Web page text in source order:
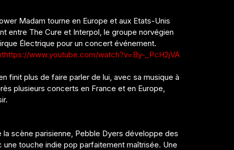
Madam tourne en Europe et aux Etats-Unis
entre The Cure et Interpol, le groupe norvégien
Électrique pour un concert événement.
https://www.youtube.com/watch?v=By-_PcH2jVA
finit plus de faire parler de lui, avec sa musique à
plusieurs concerts en France et en Europe,
scène parisienne, Pebble Dyers développe des
touche indie pop parfaitement maîtrisée. Une